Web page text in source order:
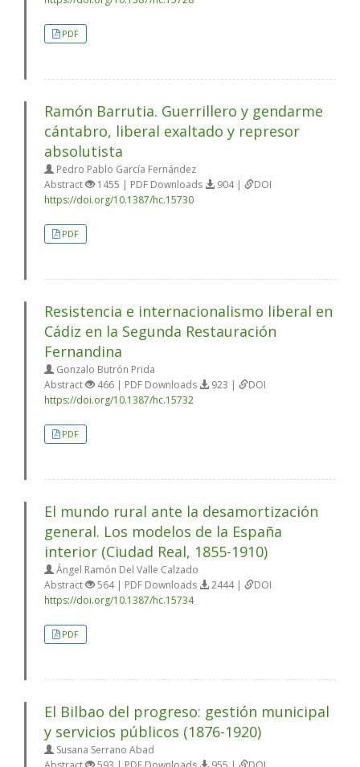
PDF
Ramón Barrutia. Guerrillero y gendarme
cántabro, liberal exaltado y represor
absolutista
Pedro Pablo García Fernández
Abstract
1455 | PDF Downloads 904 |
DOI
https://doi.org/10.1387/hc.15730
PDF
Resistencia e internacionalismo liberal en
Cádiz en la Segunda Restauración
Fernandina
Gonzalo Butrón Prida
Abstract
466 | PDF Downloads 923 |
DOI
https://doi.org/10.1387/hc.15732
PDF
El mundo rural ante la desamortización
general. Los modelos de la España
interior (Ciudad Real, 1855-1910)
Ángel Ramón Del Valle Calzado
Abstract
564 | PDF Downloads 2444 |
DOI
https://doi.org/10.1387/hc.15734
PDF
El Bilbao del progreso: gestión municipal
y servicios públicos (1876-1920)
Susana Serrano Abad